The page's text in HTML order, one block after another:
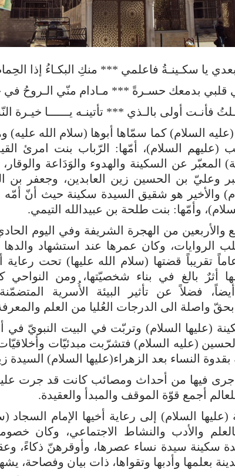
يا سكـينـةُ فاعلمي *** منكِ البكـاءُ إذا
قلبي بدمعك حسـرةً *** مـادام منّي الـروحُ في
فأنـت أولى بالـذي *** تأتينـه يــــــا خيـرة
السلام) كما سمّاها أبوها (سلام الله
السلام)، أمّها: الرّباب بنت امرئ
المعبّر عن السكينة والهدوء والوَدَاعة
وعليّ بن الحسين زين العابدين، وجعفر بن
والأخير هو شقيق السيدة سكينة حيث أنّ أمّه
وأمّها: بنت طلحة بن عبيدالله التيمي.
والأربعين من الهجرة الشريفة وفي اليوم
وكان عمرها عند استشهاد والدها
تقريباً قضتها (سلام الله عليها) تحت رعاية
أثرٌ بالغ في بناء شخصيّتها، ومن النواحي
أيضاً، فضلاً عن تأثير البيئة الأُسرية
واصلة الى الدرجات العُليا من العلم
(عليها السلام) وتربّت في البيت النبويّ في
(عليه السلام) فتشرّبت مبدئيّات
النساء بعد الزهراء(عليها السلام) السيدة
فيها من أحداث ومصائب كانت قد جرت
أجمع قوّة الموقف والمبدأ والعقيدة.
(عليها السلام) إلى رعاية أخيها الإمام السجاد
والأدب والنشاط الاجتماعي، وكان
سكينة سيدة نساء عصرها، وأوقرهنّ ذكاءً،
بعلمها وأدبها وتقواها، ذات بيان وفصاحة،